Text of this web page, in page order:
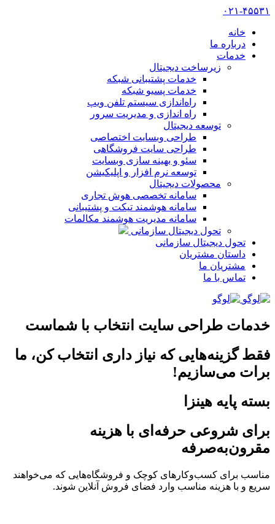
۰۲۱-۴۵۵۳۱
خانه
درباره ما
خدمات
زیرساخت دیجیتال
خدمات پشتیبانی شبکه
خدمات پسیو شبکه
راه‌اندازی سیستم تلفن ویپ
راه اندازی و مدیریت سرور
توسعه دیجیتال
طراحی وبسایت اختصاصی
طراحی سایت فروشگاهی
سئو و بهینه سازی وبسایت
توسعه نرم افزار و اپلیکیشن
محصولات دیجیتال
سامانه تخصصی هوش تجاری
سامانه هوشمند تیکت و پشتیبانی
سامانه مدیریت هوشمند مکالمات
تحول دیجیتال سازمانی
تحول دیجیتال سازمانی
داستان مشتریان
مشتریان ما
تماس با ما
خدمات طراحی سایت انتخاب با شماست
فقط گزینه‌هایی که نیاز داری انتخاب کن، ما
برات می‌سازیم!
بسته پایه هینزا
برای شروعی حرفه‌ای با هزینه
مقرون‌به‌صرفه
مناسب برای کسب‌وکارهای کوچک و فروشگاه‌هایی که می‌خواهند
سریع و با هزینه مناسب وارد فضای فروش آنلاین شوند.